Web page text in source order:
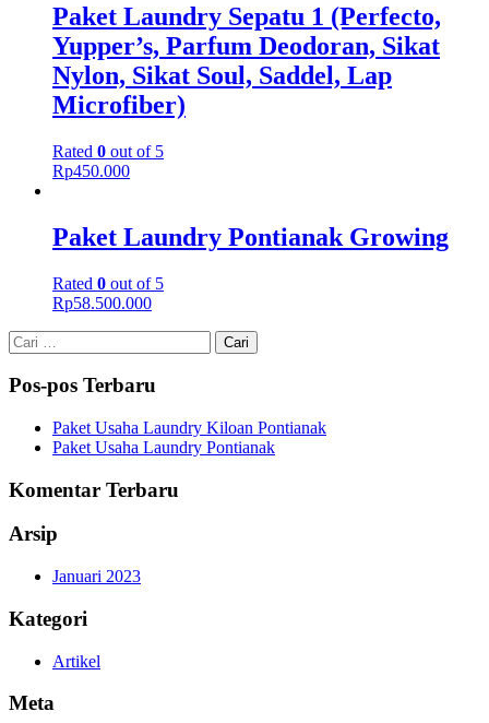
Paket Laundry Sepatu 1 (Perfecto,
Yupper’s, Parfum Deodoran, Sikat
Nylon, Sikat Soul, Saddel, Lap
Microfiber)
Rated 0 out of 5
Rp450.000
Paket Laundry Pontianak Growing
Rated 0 out of 5
Rp58.500.000
Cari
untuk:
Pos-pos Terbaru
Paket Usaha Laundry Kiloan Pontianak
Paket Usaha Laundry Pontianak
Komentar Terbaru
Arsip
Januari 2023
Kategori
Artikel
Meta